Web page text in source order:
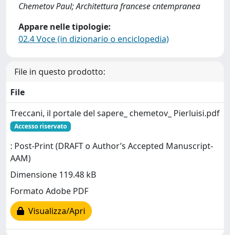
Chemetov Paul; Architettura francese cntempranea
Appare nelle tipologie:
02.4 Voce (in dizionario o enciclopedia)
File in questo prodotto:
File
Treccani, il portale del sapere_ chemetov_ Pierluisi.pdf
Accesso riservato
: Post-Print (DRAFT o Author’s Accepted Manuscript-
AAM)
Dimensione 119.48 kB
Formato Adobe PDF
Visualizza/Apri